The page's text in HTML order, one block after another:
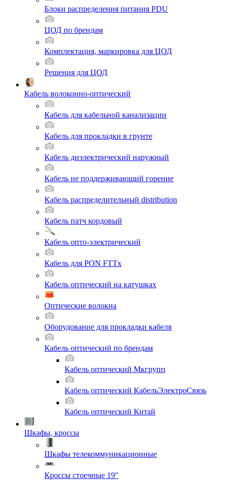
Блоки распределения питания PDU
ЦОД по брендам
Комплектация, маркировка для ЦОД
Решения для ЦОД
Кабель волоконно-оптический
Кабель для кабельной канализации
Кабель для прокладки в грунте
Кабель диэлектрический наружный
Кабель не поддерживающий горение
Кабель распределительный distribution
Кабель патч кордовый
Кабель опто-электрический
Кабель для PON FTTx
Кабель оптический на катушках
Оптические волокна
Оборудование для прокладки кабеля
Кабель оптический по брендам
Кабель оптический Мкгрупп
Кабель оптический КабельЭлектроСвязь
Кабель оптический Китай
Шкафы, кроссы
Шкафы телекоммуникационные
Кроссы стоечные 19"